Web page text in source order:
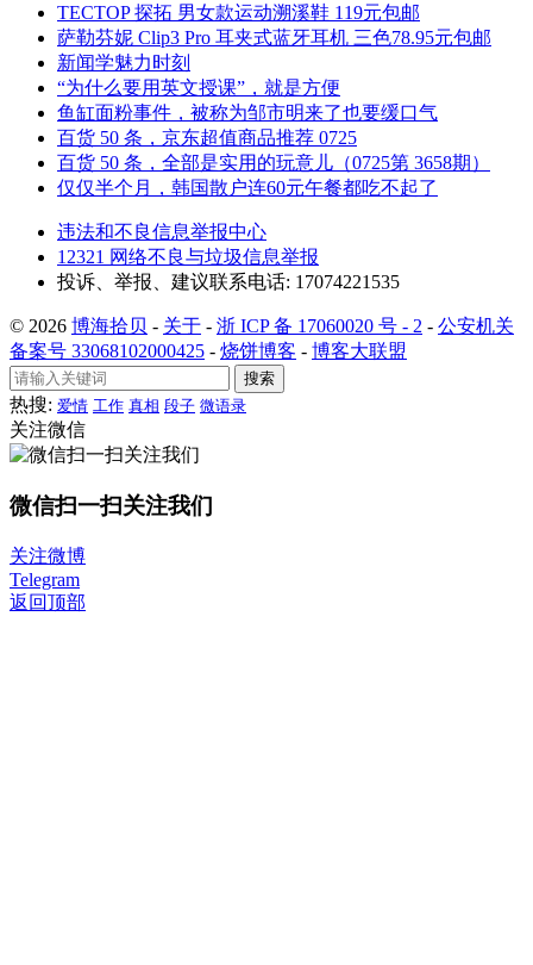
TECTOP 探拓 男女款运动溯溪鞋 119元包邮
萨勒芬妮 Clip3 Pro 耳夹式蓝牙耳机 三色78.95元包邮
新闻学魅力时刻
“为什么要用英文授课”，就是方便
鱼缸面粉事件，被称为邹市明来了也要缓口气
百货 50 条，京东超值商品推荐 0725
百货 50 条，全部是实用的玩意儿（0725第 3658期）
仅仅半个月，韩国散户连60元午餐都吃不起了
违法和不良信息举报中心
12321 网络不良与垃圾信息举报
投诉、举报、建议联系电话: 17074221535
© 2026 博海拾贝 - 关于 - 浙 ICP 备 17060020 号 - 2 - 公安机关
备案号 33068102000425 - 烧饼博客 - 博客大联盟
搜索
热搜: 爱情 工作 真相 段子 微语录
关注微信
微信扫一扫关注我们
关注微博
Telegram
返回顶部